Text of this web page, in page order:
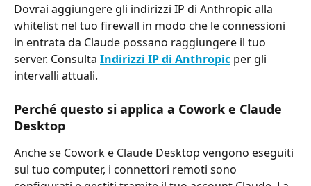
Dovrai aggiungere gli indirizzi IP di Anthropic alla
whitelist nel tuo firewall in modo che le connessioni
in entrata da Claude possano raggiungere il tuo
server. Consulta Indirizzi IP di Anthropic per gli
intervalli attuali.
Perché questo si applica a Cowork e Claude
Desktop
Anche se Cowork e Claude Desktop vengono eseguiti
sul tuo computer, i connettori remoti sono